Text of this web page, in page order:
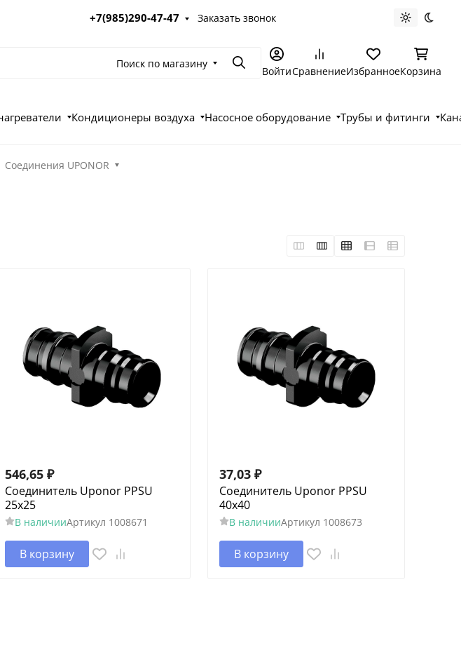
+7(985)290-47-47 Заказать звонок Светлая
Поиск по магазину ПоискВойтиСравнениеИзбранноеКорзина
Кондиционеры воздуха Насосное оборудование Трубы и фитинги
Соединения UPONOR
546,65 ₽
Соединитель Uponor PPSU
25x25
В наличииАртикул 1008671
В корзину
37,03 ₽
Соединитель Uponor PPSU
40x40
В наличииАртикул 1008673
В корзину